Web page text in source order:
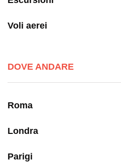
Voli aerei
DOVE ANDARE
Roma
Londra
Parigi